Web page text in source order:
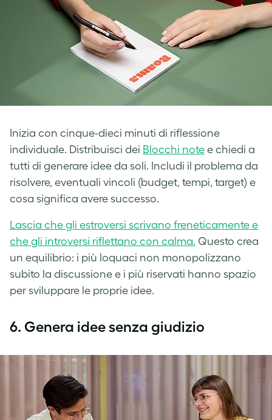
Inizia con cinque-dieci minuti di riflessione
individuale. Distribuisci dei Blocchi note e chiedi a
tutti di generare idee da soli. Includi il problema da
risolvere, eventuali vincoli (budget, tempi, target) e
cosa significa avere successo.
Lascia che gli estroversi scrivano freneticamente e
che gli introversi riflettano con calma. Questo crea
un equilibrio: i più loquaci non monopolizzano
subito la discussione e i più riservati hanno spazio
per sviluppare le proprie idee.
6. Genera idee senza giudizio